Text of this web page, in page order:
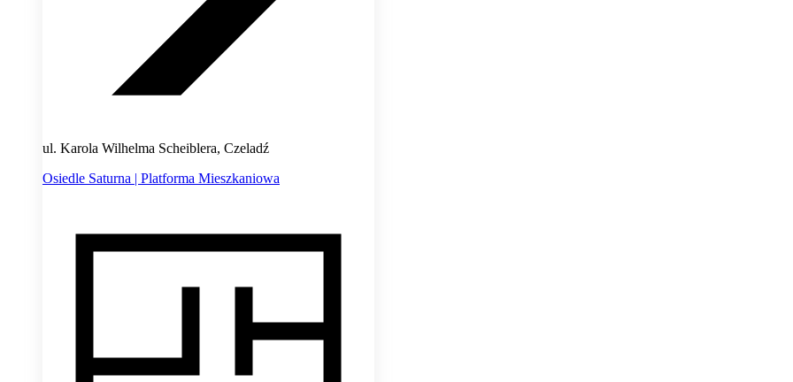
ul. Karola Wilhelma Scheiblera, Czeladź
Osiedle Saturna | Platforma Mieszkaniowa